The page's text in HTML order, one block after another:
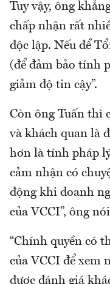
Tuy vậy, ông
chấp nhận rất
độc lập. Nếu để
(để đảm bảo tính
giảm độ tin cậy”.
Còn ông Tuấn thì
và khách quan là
hơn là tính pháp
cảm nhận có
động khi doanh
của VCCI”, ông
“Chính quyền có
của VCCI để xem
được đánh giá